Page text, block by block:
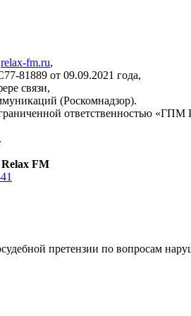
relax-fm.ru,
81889 от 09.09.2021 года,
связи,
(Роскомнадзор).
ответственностью «ГПМ
.
FM
претензии по вопросам